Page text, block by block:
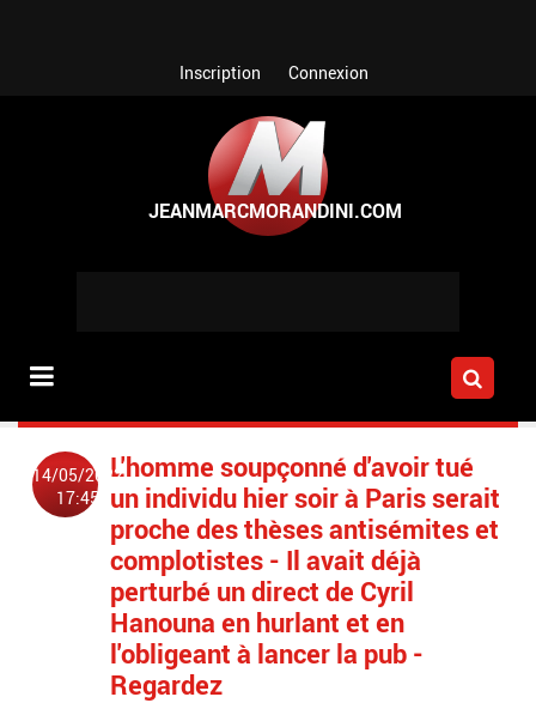
Inscription Connexion
14/05/2022
17:45
L'homme soupçonné d'avoir tué
un individu hier soir à Paris serait
proche des thèses antisémites et
complotistes - Il avait déjà
perturbé un direct de Cyril
Hanouna en hurlant et en
l'obligeant à lancer la pub -
Regardez